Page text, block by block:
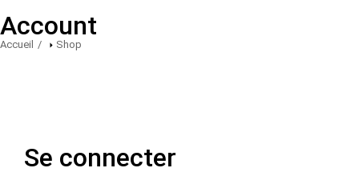
Account
Vous êtes ici :
Accueil Shop
Se connecter